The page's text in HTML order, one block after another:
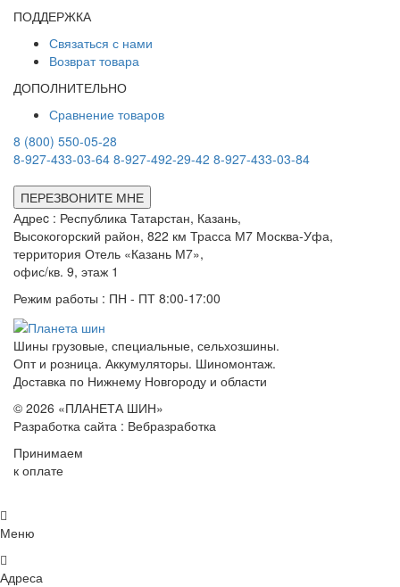
ПОДДЕРЖКА
Связаться с нами
Возврат товара
ДОПОЛНИТЕЛЬНО
Сравнение товаров
8 (800) 550-05-28
8-927-433-03-64 8-927-492-29-42 8-927-433-03-84
ПЕРЕЗВОНИТЕ МНЕ
Адреc : Республика Татарстан, Казань,
Высокогорский район, 822 км Трасса М7 Москва-Уфа,
территория Отель «Казань М7»,
офис/кв. 9, этаж 1
Режим работы : ПН - ПТ 8:00-17:00
Шины грузовые, специальные, сельхозшины.
Опт и розница. Аккумуляторы. Шиномонтаж.
Доставка по Нижнему Новгороду и области
© 2026 «ПЛАНЕТА ШИН»
Разработка сайта : Вебразработка
Принимаем
к оплате
Меню
Адреса